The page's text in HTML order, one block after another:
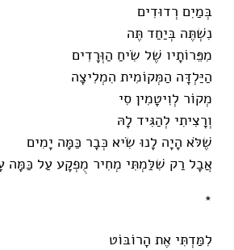
בְּמַיִם רְדוּדִים
נִשְׁתֶּה בְּיַחַד תֶּה
מִפֵּרוֹתָיו שֶׁל שִׂיחַ הַוְּרָדִים
הַיַּלְדָּה הַמְּקוֹמִית הִמְלִיצָה
מְקוֹר לְוִיטָמִין סִי
וְרָצִיתִי לְהַגִּיד לָהּ
שֶׁלֹּא הָיָה לָנוּ שִׂיא כְּבָר כַּמָּה יָמִים
אֲבָל רַק שִׁלַּמְתִּי מְחִיר מֻפְקָע עַל כַּמָּה
*
לִמַּדְתִּי אֶת הָרוֹבּוֹט